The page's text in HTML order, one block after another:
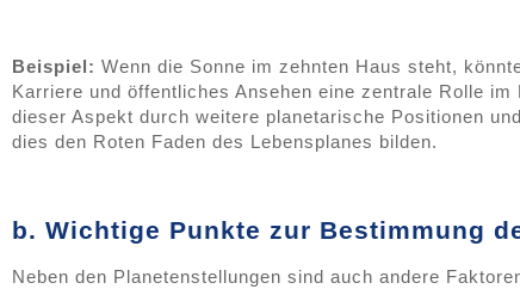
Beispiel: Wenn die Sonne im zehnten Haus steht,
Karriere und öffentliches Ansehen eine zentrale Rolle
dieser Aspekt durch weitere planetarische Positionen
dies den Roten Faden des Lebensplanes bilden.
b. Wichtige Punkte zur Bestimmung
Neben den Planetenstellungen sind auch andere